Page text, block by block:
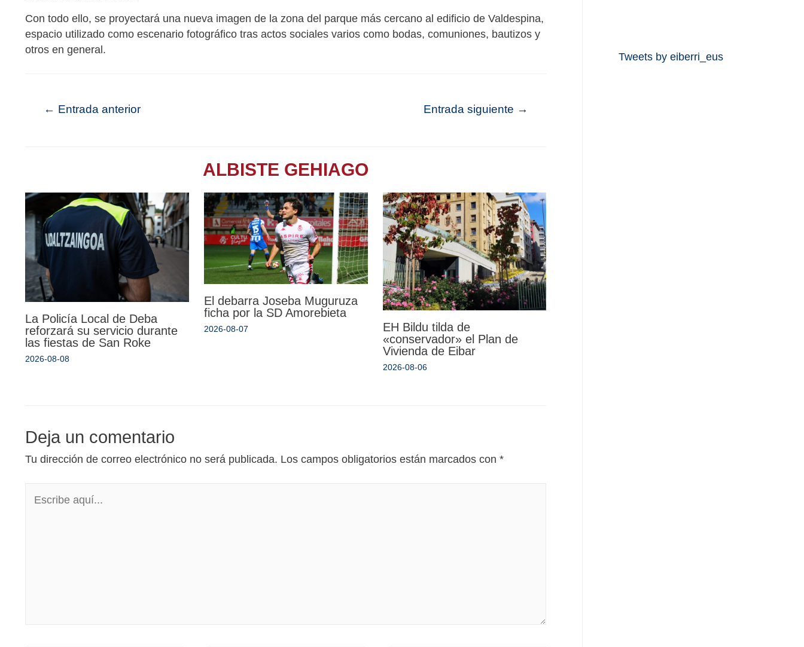
Con todo ello, se proyectará una nueva imagen de la zona del parque más cercano al edificio de Valdespina,
espacio utilizado como escenario fotográfico tras actos sociales varios como bodas, comuniones, bautizos y
otros en general.
← Entrada anterior Entrada siguiente →
ALBISTE GEHIAGO
La Policía Local de Deba
reforzará su servicio durante
las fiestas de San Roke
2026-08-08
El debarra Joseba Muguruza
ficha por la SD Amorebieta
2026-08-07
EH Bildu tilda de
«conservador» el Plan de
Vivienda de Eibar
2026-08-06
Deja un comentario
Tu dirección de correo electrónico no será publicada. Los campos obligatorios están marcados con *
Tweets by eiberri_eus